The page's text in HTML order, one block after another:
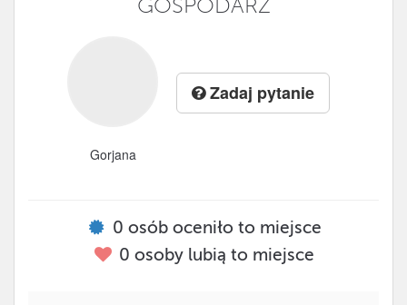
GOSPODARZ
Gorjana
Zadaj pytanie
0 osób oceniło to miejsce
0 osoby lubią to miejsce